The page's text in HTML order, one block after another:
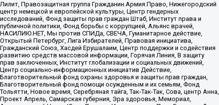
Лилит, Правозащитная группа Гражданин.Армия.Право, Нижегородский
центр немецкой и европейской культуры, Центр гендерных
исследований, Фонд защиты прав граждан Штаб, Институт права и
публичной политики, Фонд борьбы с коррупцией, Альянс врачей,
НАСИЛИЮ.НЕТ, Мы против СПИДа, СВЕЧА, Гуманитарное действие,
Открытый Петербург, Лига Избирателей, Правовая инициатива,
Гражданский Союз, Хасдей Ерушалаим, Центр поддержки и содействия
развитию средств массовой информации, Горячая Линия, В защиту
прав заключенных, Институт глобализации и социальных движений,
Центр социально-информационных инициатив Действие,
Благотворительный фонд охраны здоровья и защиты прав граждан,
Благотворительный фонд помощи осужденным и их семьям, Фонд
Тольятти, Новое время, Серебряная тайга, Так-Так-Так, Сова, центр Анна,
Проект Апрель, Самарская губерния, Эра здоровья, Мемориал,